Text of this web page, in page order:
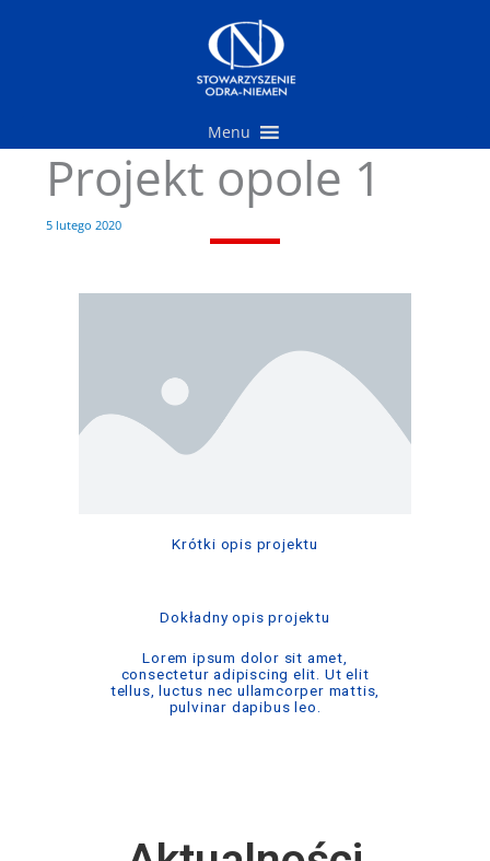
Menu
Projekt opole 1
5 lutego 2020
Krótki opis projektu
Dokładny opis projektu
Lorem ipsum dolor sit amet,
consectetur adipiscing elit. Ut elit
tellus, luctus nec ullamcorper mattis,
pulvinar dapibus leo.